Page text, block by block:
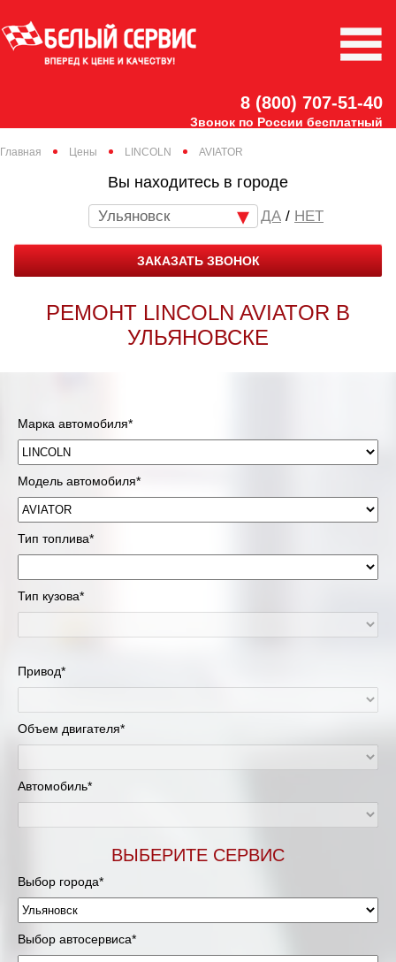
8 (800) 707-51-40
Звонок по России бесплатный
Главная Цены LINCOLN AVIATOR
Вы находитесь в городе
Ульяновск / НЕТ
ЗАКАЗАТЬ ЗВОНОК
РЕМОНТ LINCOLN AVIATOR В
УЛЬЯНОВСКЕ
Марка автомобиля*
Модель автомобиля*
Тип топлива*
Тип кузова*
Привод*
Объем двигателя*
Автомобиль*
ВЫБЕРИТЕ СЕРВИС
Выбор города*
Выбор автосервиса*